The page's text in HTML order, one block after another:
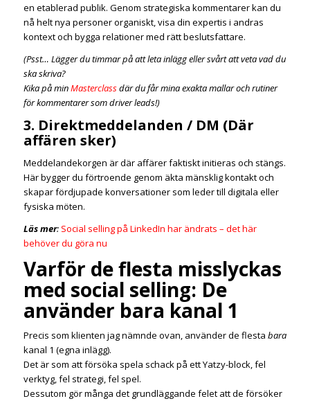
en etablerad publik. Genom strategiska kommentarer kan du
nå helt nya personer organiskt, visa din expertis i andras
kontext och bygga relationer med rätt beslutsfattare.
(Psst… Lägger du timmar på att leta inlägg eller svårt att veta vad du
ska skriva?
Kika på minMasterclassdär du får mina exakta mallar och rutiner
för kommentarer som driver leads!)
3. Direktmeddelanden / DM (Där
affären sker)
Meddelandekorgen är där affärer faktiskt initieras och stängs.
Här bygger du förtroende genom äkta mänsklig kontakt och
skapar fördjupade konversationer som leder till digitala eller
fysiska möten.
Läs mer: Social selling på LinkedIn har ändrats – det här
behöver du göra nu
Varför de flesta misslyckas
med social selling: De
använder bara kanal 1
Precis som klienten jag nämnde ovan, använder de flesta bara
kanal 1 (egna inlägg).
Det är som att försöka spela schack på ett Yatzy-block, fel
verktyg, fel strategi, fel spel.
Dessutom gör många det grundläggande felet att de försöker